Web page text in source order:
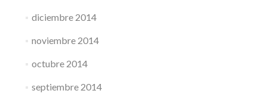
diciembre 2014
noviembre 2014
octubre 2014
septiembre 2014